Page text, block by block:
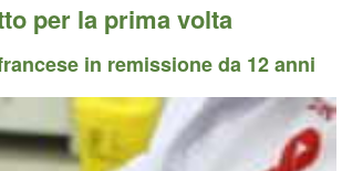
per la prima volta
in remissione da 12 anni